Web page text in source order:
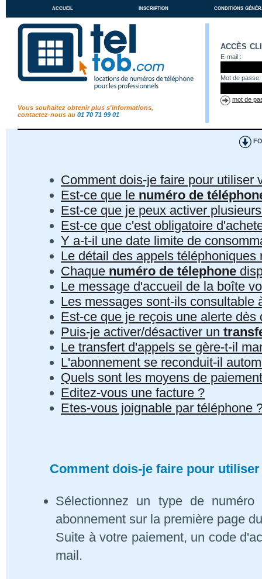
accueil inscription conditions
Vous souhaitez obtenir plus s'informations,
contactez-nous au 01 70 71 99 01
accès
E-mail :
Mot de passe:
mot de
Comment dois-je faire pour utiliser
Est-ce que le numéro de
Est-ce que je peux activer
Est-ce que c'est obligatoire
Y a-t-il une date limite de
Le détail des appels
Chaque numéro de télephone
Le message d'accueil de la boîte
Les messages sont-ils consultable
Est-ce que je reçois une alerte
Puis-je activer/désactiver un
Le transfert d'appels se gère-t-il
L'abonnement se reconduit-il
Quels sont les moyens de
Editez-vous une facture ?
Etes-vous joignable par téléphone
Comment dois-je faire pour
Sélectionnez un type de
abonnement sur la première page
Suite à votre paiement, un code
mail.